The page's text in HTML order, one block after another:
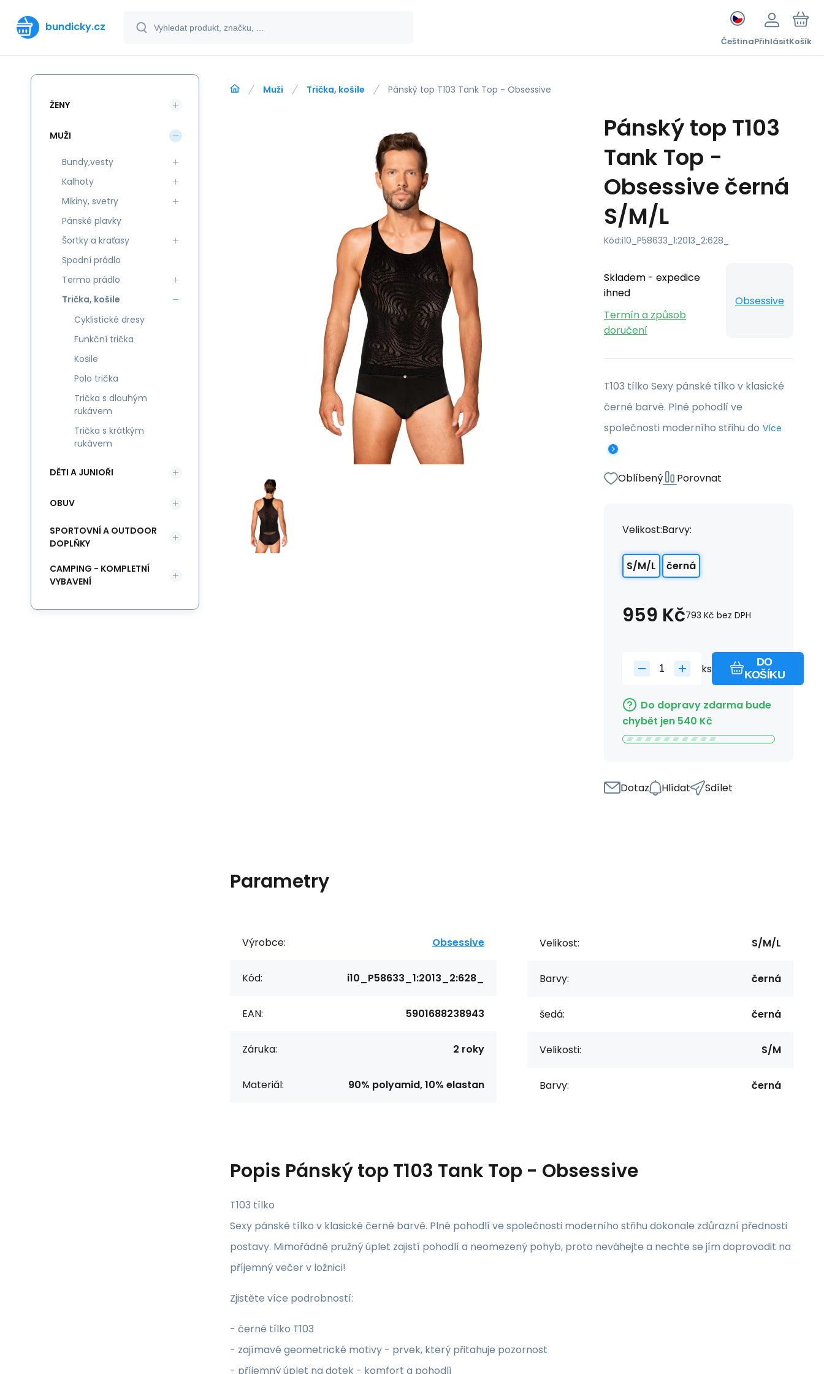
bundicky.cz
ČeštinaPřihlásitKošík
Muži Trička, košile Pánský top T103 Tank Top - Obsessive
Pánský top T103
Tank Top -
Obsessive černá
S/M/L
Kód:i10_P58633_1:2013_2:628_
Skladem - expedice
ihned
Termín a způsob
doručení
Obsessive
T103 tílko Sexy pánské tílko v klasické
černé barvě. Plné pohodlí ve
společnosti moderního střihu do Více
Oblíbený Porovnat
Velikost:
S/M/L
Barvy:
černá
959 Kč793 Kč bez DPH
ks
DO
KOŠÍKU
Do dopravy zdarma bude
chybět jen 540 Kč
Dotaz Hlídat Sdílet
Parametry
Výrobce: Obsessive
Kód: i10_P58633_1:2013_2:628_
EAN: 5901688238943
Záruka: 2 roky
Materiál: 90% polyamid, 10% elastan
Velikost: S/M/L
Barvy: černá
šedá: černá
Velikosti: S/M
Barvy: černá
Popis Pánský top T103 Tank Top - Obsessive
T103 tílko
Sexy pánské tílko v klasické černé barvě. Plné pohodlí ve společnosti moderního střihu dokonale zdůrazní přednosti
postavy. Mimořádně pružný úplet zajistí pohodlí a neomezený pohyb, proto neváhejte a nechte se jím doprovodit na
příjemný večer v ložnici!
Zjistěte více podrobností:
- černé tílko T103
- zajímavé geometrické motivy - prvek, který přitahuje pozornost
- příjemný úplet na dotek - komfort a pohodlí
ŽENY
MUŽI
Bundy,vesty
Kalhoty
Mikiny, svetry
Pánské plavky
Šortky a kraťasy
Spodní prádlo
Termo prádlo
Trička, košile
Cyklistické dresy
Funkční trička
Košile
Polo trička
Trička s dlouhým
rukávem
Trička s krátkým
rukávem
DĚTI A JUNIOŘI
OBUV
SPORTOVNÍ A OUTDOOR
DOPLŇKY
CAMPING - KOMPLETNÍ
VYBAVENÍ